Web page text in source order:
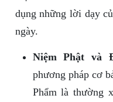
dụng những lời dạy
ngày.
Niệm Phật và
phương pháp cơ
Phẩm là thường